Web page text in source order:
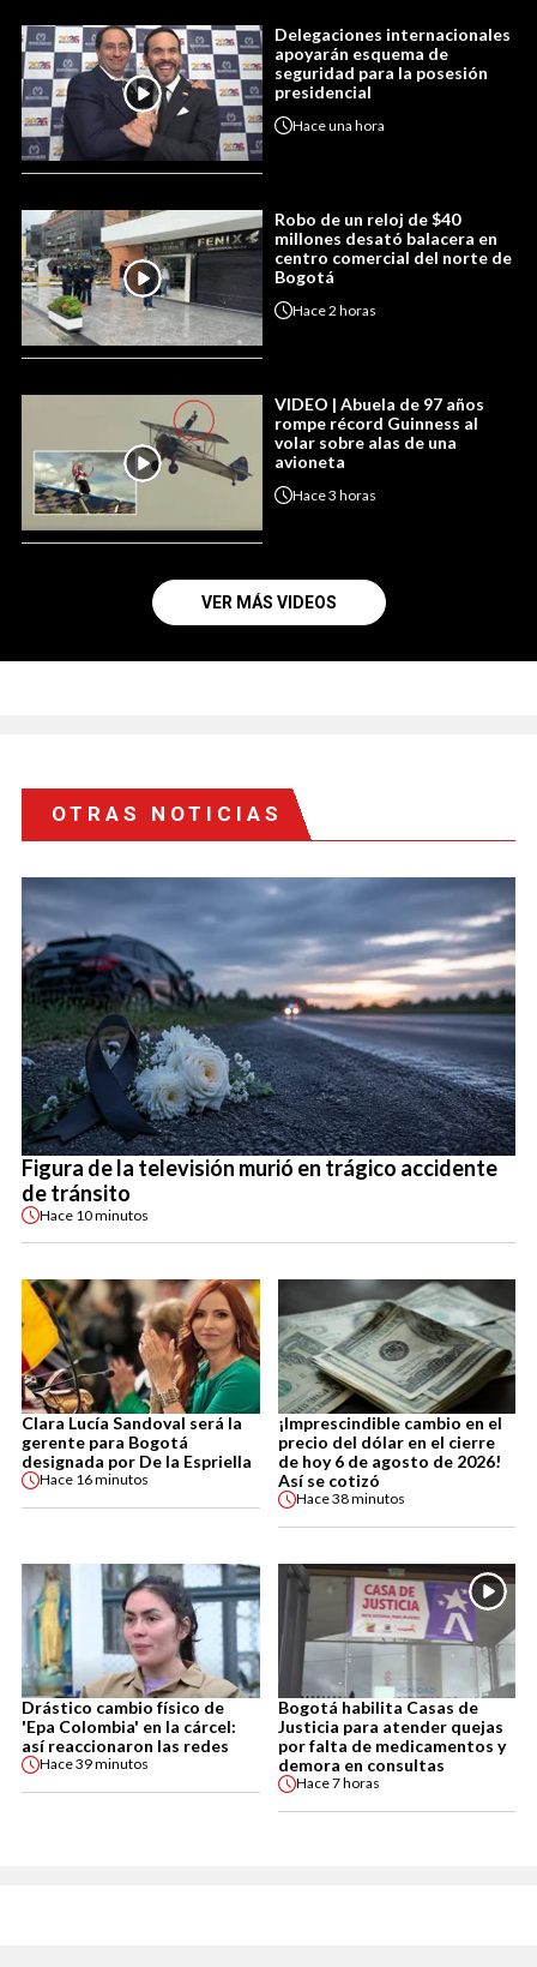
Delegaciones internacionales
apoyarán esquema de
seguridad para la posesión
presidencial
Haceuna hora
Robo de un reloj de $40
millones desató balacera en
centro comercial del norte de
Bogotá
Hace2 horas
VIDEO | Abuela de 97 años
rompe récord Guinness al
volar sobre alas de una
avioneta
Hace3 horas
VER MÁS VIDEOS
OTRAS NOTICIAS
Figura de la televisión murió en trágico accidente
de tránsito
Hace 10 minutos
Clara Lucía Sandoval será la
gerente para Bogotá
designada por De la Espriella
Hace 16 minutos
¡Imprescindible cambio en el
precio del dólar en el cierre
de hoy 6 de agosto de 2026!
Así se cotizó
Hace38 minutos
Drástico cambio físico de
'Epa Colombia' en la cárcel:
así reaccionaron las redes
Hace39 minutos
Bogotá habilita Casas de
Justicia para atender quejas
por falta de medicamentos y
demora en consultas
Hace7 horas